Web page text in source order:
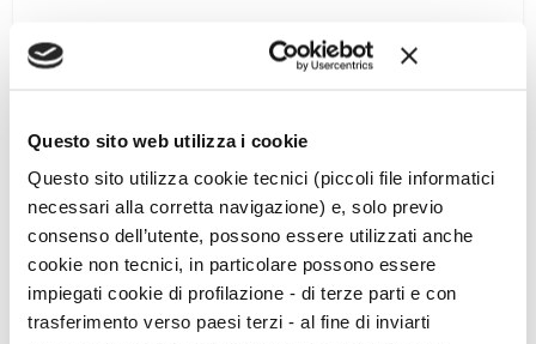
Questo sito web utilizza i cookie
Questo sito utilizza cookie tecnici (piccoli file informatici
necessari alla corretta navigazione) e, solo previo
consenso dell’utente, possono essere utilizzati anche
cookie non tecnici, in particolare possono essere
impiegati cookie di profilazione - di terze parti e con
trasferimento verso paesi terzi - al fine di inviarti
Vetutius Placidus
, con sullo sfondo un affresco raffigurante
commerci e del vino, Mercurio e Bacco.
Le immagini di Baronchelli rendono omaggio a Pompei,
città vivace e animata, favorita dalla buona posizione e dalla
ricchezza del territorio. […]